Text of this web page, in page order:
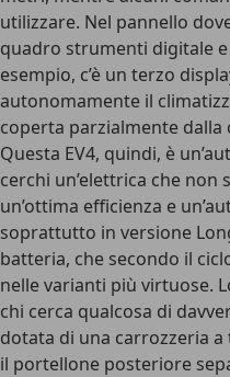
utilizzare. Nel pannello
quadro strumenti digitale
esempio, c’è un terzo
autonomamente il
coperta parzialmente dalla
Questa EV4, quindi, è
cerchi un’elettrica che non
un’ottima efficienza e
soprattutto in versione
batteria, che secondo il
nelle varianti più virtuose.
chi cerca qualcosa di
dotata di una carrozzeria
il portellone posteriore